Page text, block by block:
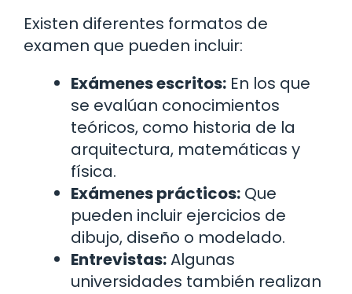
Existen diferentes formatos de
examen que pueden incluir:
Exámenes escritos: En los que
se evalúan conocimientos
teóricos, como historia de la
arquitectura, matemáticas y
física.
Exámenes prácticos: Que
pueden incluir ejercicios de
dibujo, diseño o modelado.
Entrevistas:Algunas
universidades también realizan